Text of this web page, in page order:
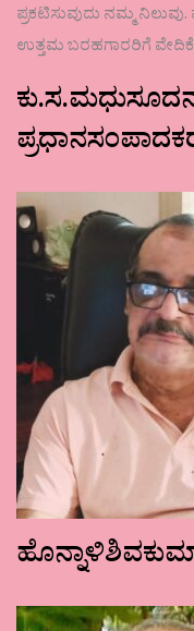
ಪ್ರಕಟಿಸುವುದು ನಮ್ಮ
ಉತ್ತಮ ಬರಹಗಾರರಿಗೆ